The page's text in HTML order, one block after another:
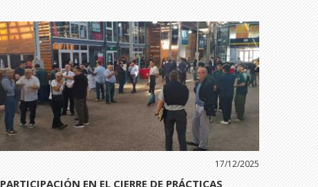
17/12/2025
PARTICIPACIÓN EN EL CIERRE DE PRÁCTICAS